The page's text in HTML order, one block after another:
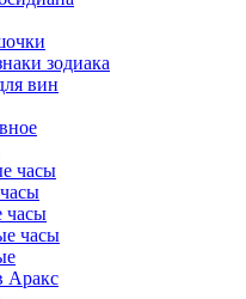
зодиака
вин
часы
часы
часы
Аракс